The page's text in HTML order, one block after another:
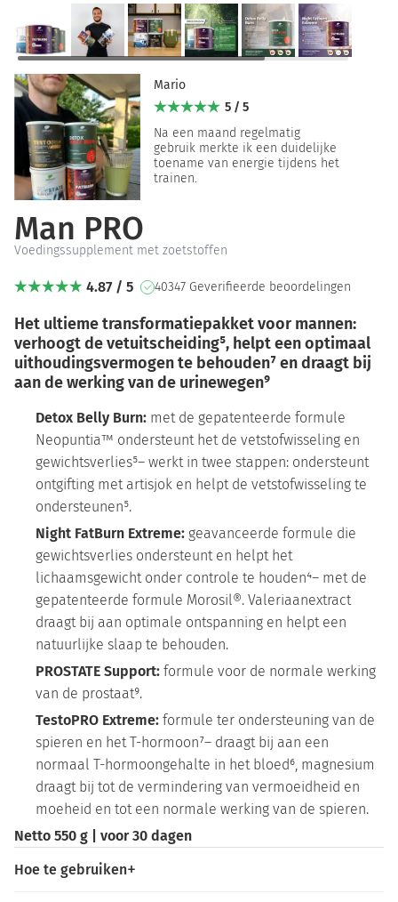
Mario
5 / 5
Na een maand regelmatig
gebruik merkte ik een duidelijke
toename van energie tijdens het
trainen.
Man PRO
Voedingssupplement met zoetstoffen
4.87 / 5 40347 Geverifieerde beoordelingen
Het ultieme transformatiepakket voor mannen:
verhoogt de vetuitscheiding⁵, helpt een optimaal
uithoudingsvermogen te behouden⁷ en draagt bij
aan de werking van de urinewegen⁹
Detox Belly Burn: met de gepatenteerde formule
Neopuntia™ ondersteunt het de vetstofwisseling en
gewichtsverlies⁵– werkt in twee stappen: ondersteunt
ontgifting met artisjok en helpt de vetstofwisseling te
ondersteunen⁵.
Night FatBurn Extreme: geavanceerde formule die
gewichtsverlies ondersteunt en helpt het
lichaamsgewicht onder controle te houden⁴– met de
gepatenteerde formule Morosil®. Valeriaanextract
draagt bij aan optimale ontspanning en helpt een
natuurlijke slaap te behouden.
PROSTATE Support: formule voor de normale werking
van de prostaat⁹.
TestoPRO Extreme: formule ter ondersteuning van de
spieren en het T-hormoon⁷– draagt bij aan een
normaal T-hormoongehalte in het bloed⁶, magnesium
draagt bij tot de vermindering van vermoeidheid en
moeheid en tot een normale werking van de spieren.
Netto 550 g | voor 30 dagen
Hoe te gebruiken